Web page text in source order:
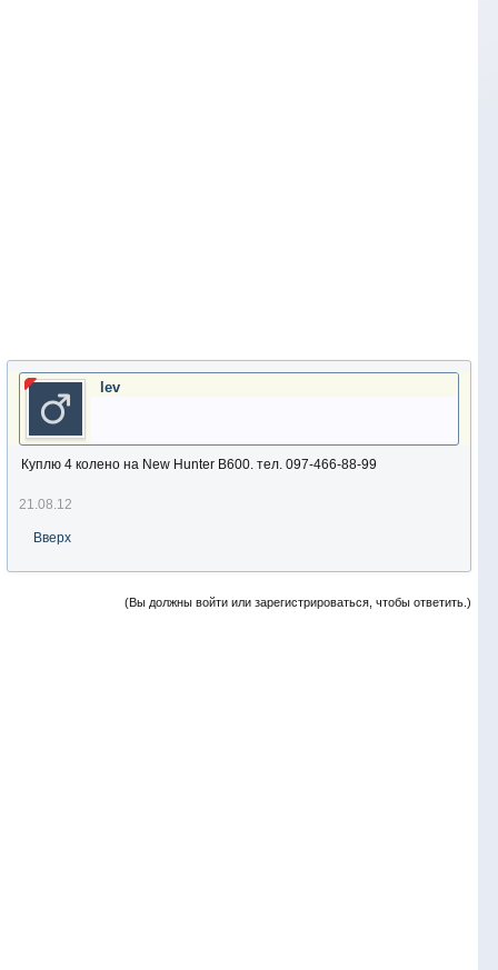
lev
Куплю 4 колено на New Hunter B600. тел. 097-466-88-99
21.08.12
Вверх
(Вы должны войти или зарегистрироваться, чтобы ответить.)